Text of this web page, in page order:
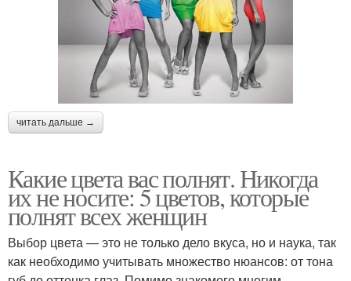
читать дальше →
Какие цвета вас полнят. Никогда
их не носите: 5 цветов, которые
полнят всех женщин
Выбор цвета — это не только дело вкуса, но и наука, так
как необходимо учитывать множество нюансов: от тона